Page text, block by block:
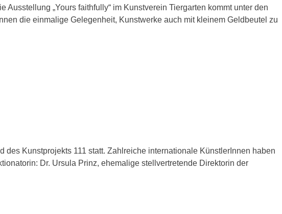
„Yours faithfully“ im Kunstverein Tiergarten kommt unter den
die einmalige Gelegenheit, Kunstwerke auch mit kleinem Geldbeutel zu
des Kunstprojekts 111 statt. Zahlreiche internationale KünstlerInnen haben
Dr. Ursula Prinz, ehemalige stellvertretende Direktorin der